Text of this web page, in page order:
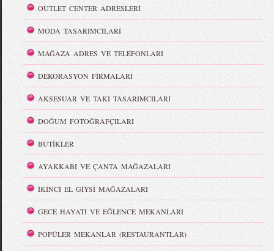
OUTLET CENTER ADRESLERİ
MODA TASARIMCILARI
MAĞAZA ADRES VE TELEFONLARI
DEKORASYON FİRMALARI
AKSESUAR VE TAKI TASARIMCILARI
DOĞUM FOTOĞRAFÇILARI
BUTİKLER
AYAKKABI VE ÇANTA MAĞAZALARI
İKİNCİ EL GİYSİ MAĞAZALARI
GECE HAYATI VE EĞLENCE MEKANLARI
POPÜLER MEKANLAR (RESTAURANTLAR)